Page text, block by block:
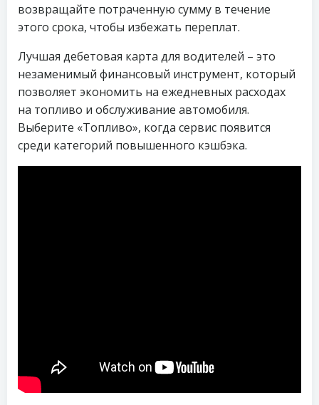
возвращайте потраченную сумму в течение
этого срока, чтобы избежать переплат.
Лучшая дебетовая карта для водителей – это
незаменимый финансовый инструмент, который
позволяет экономить на ежедневных расходах
на топливо и обслуживание автомобиля.
Выберите «Топливо», когда сервис появится
среди категорий повышенного кэшбэка.